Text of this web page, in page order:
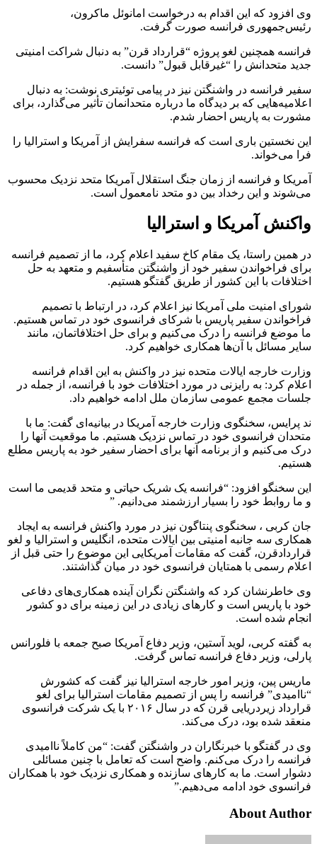
وی افزود که این اقدام به درخواست امانوئل ماکرون،
رئیس‌جمهوری فرانسه صورت گرفت.
فرانسه همچنین لغو پروژه “قرارداد قرن” به دنبال شراکت امنیتی
جدید متحدانش را “غیرقابل قبول” دانست.
سفیر فرانسه در واشنگتن نیز در پیامی توئیتری نوشت: به دنبال
اعلامیه‌هایی که بر دیدگاه ما درباره متحدانمان تأثیر می‌گذارد، برای
مشورت به پاریس احضار شدم.
این نخستین باری است که فرانسه سفرایش از آمریکا و استرالیا را
فرا می‌خواند.
آمریکا و فرانسه از زمان جنگ استقلال آمریکا متحد نزدیک محسوب
می‌شوند و این رخداد بین دو متحد نامعمول است.
واکنش آمریکا و استرالیا
در همین راستا، یک مقام کاخ سفید اعلام کرد، ما از تصمیم فرانسه
برای فراخواندن سفیر خود از واشنگتن متأسفیم و متعهد به حل
اختلافات با این کشور از طریق گفتگو هستیم.
شورای امنیت ملی آمریکا نیز اعلام کرد، در ارتباط با تصمیم
فراخواندن سفیر پاریس با شرکای فرانسوی خود در تماس هستیم.
ما موضع فرانسه را درک می‌کنیم و برای حل اختلافاتمان، مانند
سایر مسائل با آن‌ها همکاری خواهیم کرد.
وزارت خارجه ایالات متحده نیز در واکنش به این اقدام فرانسه
اعلام کرد:‌ به رایزنی در مورد اختلافات خود با فرانسه، از جمله در
جلسات مجمع عمومی سازمان ملل ادامه خواهیم داد.
ند پرایس، سخنگوی وزارت خارجه آمریکا در بیانیه‌ای گفت: ما با
متحدان فرانسوی خود در تماس نزدیک هستیم. ما موقعیت آنها را
درک می‌کنیم و از برنامه‌ آنها برای احضار سفیر خود به پاریس مطلع
هستیم.
این سخنگو افزود: “فرانسه یک شریک حیاتی و متحد قدیمی ما است
و ما روابط خود را بسیار ارزشمند می‌دانیم. ”
جان کربی ، سخنگوی پنتاگون نیز در مورد واکنش فرانسه به ایجاد
همکاری سه جانبه امنیتی بین ایالات متحده، انگلیس و استرالیا و لغو
قراردادقرن، گفت که مقامات آمریکایی این موضوع را حتی قبل از
اعلام رسمی با همتایان فرانسوی خود در میان گذاشتند.
وی خاطرنشان کرد که واشنگتن نگران آینده همکاری‌های دفاعی
خود با پاریس است و کارهای زیادی در این زمینه برای دو کشور
انجام شده است.
به گفته کربی، لوید آستین، وزیر دفاع آمریکا صبح جمعه با فلورانس
پارلی، وزیر دفاع فرانسه تماس گرفت.
ماریس پین، وزیر امور خارجه استرالیا نیز گفت که کشورش
“ناامیدی” فرانسه را پس از تصمیم مقامات استرالیا برای لغو
قرارداد زیردریایی قرن که در سال ۲۰۱۶ با یک شرکت فرانسوی
منعقد شده بود، درک می‌کند.
وی در گفتگو با خبرنگاران در واشنگتن گفت: “من کاملاً ناامیدی
فرانسه را درک می‌کنم. واضح است که تعامل با چنین مسائلی
دشوار است. ما به کارهای سازنده و همکاری نزدیک خود با همکاران
فرانسوی خود ادامه می‌دهیم.”
About Author